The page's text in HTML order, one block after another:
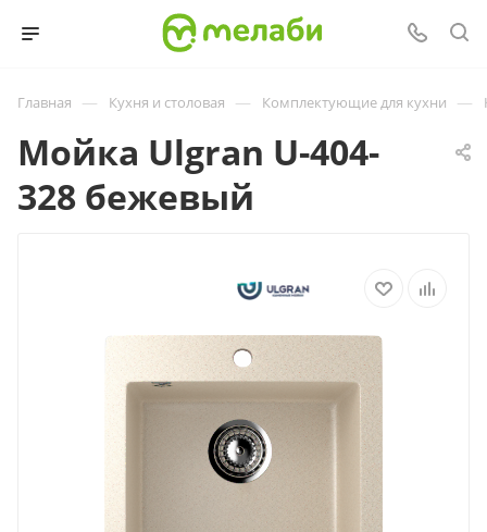
Главная — Кухня и столовая — Комплектующие для кухни —
Мойка Ulgran U-404-
328 бежевый